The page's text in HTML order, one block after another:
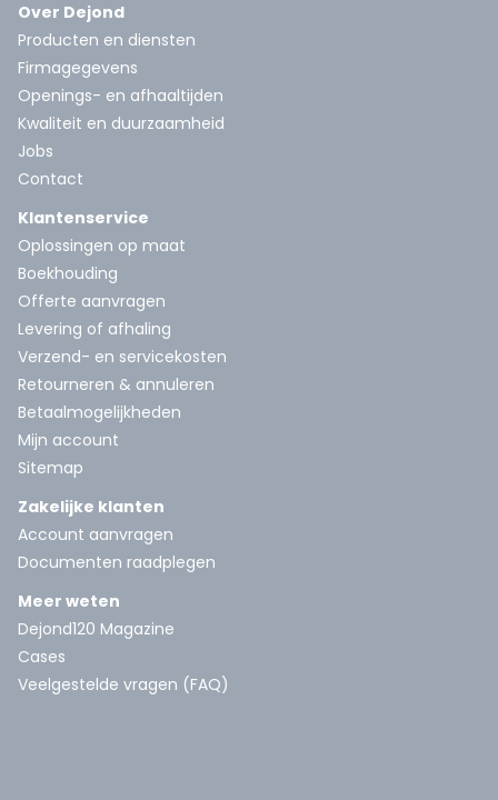
Over Dejond
Producten en diensten
Firmagegevens
Openings- en afhaaltijden
Kwaliteit en duurzaamheid
Jobs
Contact
Klantenservice
Oplossingen op maat
Boekhouding
Offerte aanvragen
Levering of afhaling
Verzend- en servicekosten
Retourneren & annuleren
Betaalmogelijkheden
Mijn account
Sitemap
Zakelijke klanten
Account aanvragen
Documenten raadplegen
Meer weten
Dejond120 Magazine
Cases
Veelgestelde vragen (FAQ)